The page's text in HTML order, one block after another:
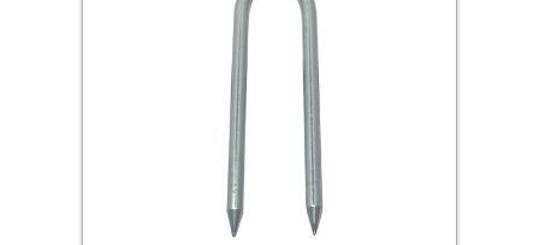
Заклепки (Гайки-Заклепки)
Крюки, кольца с метрической резьбой
Крюки, кольца с шурупной резьбой